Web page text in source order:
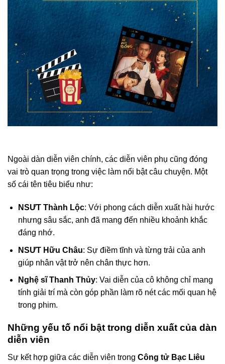
Ngoài dàn diễn viên chính, các diễn viên phụ cũng đóng
vai trò quan trọng trong việc làm nổi bật câu chuyện. Một
số cái tên tiêu biểu như:
NSƯT Thành Lộc: Với phong cách diễn xuất hài hước
nhưng sâu sắc, anh đã mang đến nhiều khoảnh khắc
đáng nhớ.
NSƯT Hữu Châu: Sự điềm tĩnh và từng trải của anh
giúp nhân vật trở nên chân thực hơn.
Nghệ sĩ Thanh Thủy: Vai diễn của cô không chỉ mang
tính giải trí mà còn góp phần làm rõ nét các mối quan hệ
trong phim.
Những yếu tố nổi bật trong diễn xuất của dàn
diễn viên
Sự kết hợp giữa các diễn viên trong Công tử Bạc Liêu